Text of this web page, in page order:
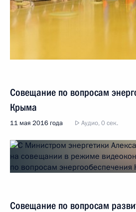
Совещание по вопросам
Крыма
11 мая 2016 года Аудио, 0 сек.
Совещание по вопросам